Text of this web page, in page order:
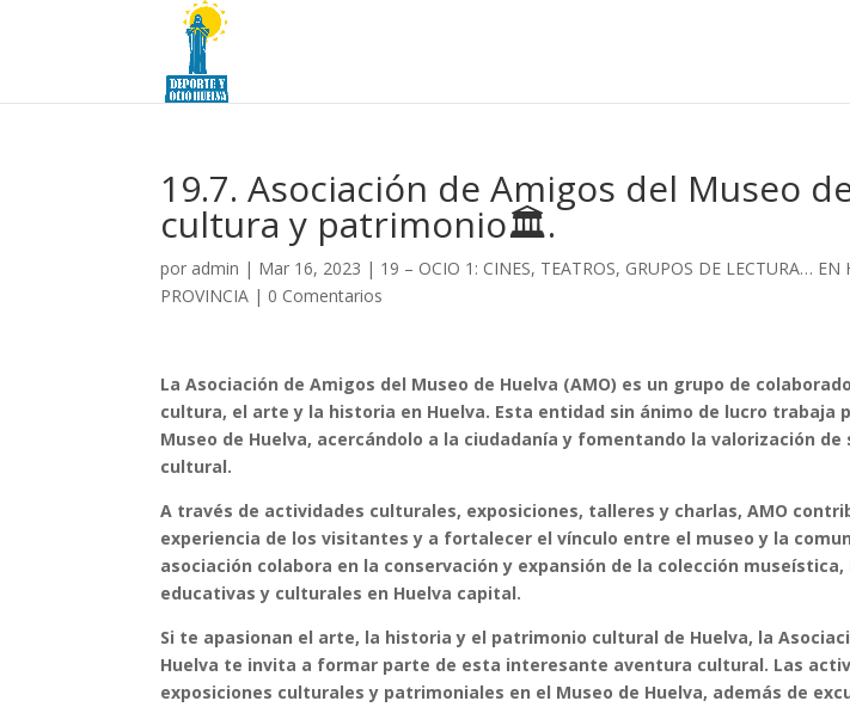
19.7. Asociación de Amigos del Museo
cultura y patrimonio🏛️.
por admin | Mar 16, 2023 | 19 – OCIO 1: CINES, TEATROS, GRUPOS DE LECTURA… EN
PROVINCIA | 0 Comentarios
La Asociación de Amigos del Museo de Huelva (AMO) es un grupo de
cultura, el arte y la historia en Huelva. Esta entidad sin ánimo de lucro trabaja
Museo de Huelva, acercándolo a la ciudadanía y fomentando la valorización
cultural.
A través de actividades culturales, exposiciones, talleres y charlas, AMO
experiencia de los visitantes y a fortalecer el vínculo entre el museo y la
asociación colabora en la conservación y expansión de la colección
educativas y culturales en Huelva capital.
Si te apasionan el arte, la historia y el patrimonio cultural de Huelva, la
Huelva te invita a formar parte de esta interesante aventura cultural. Las
exposiciones culturales y patrimoniales en el Museo de Huelva, además de